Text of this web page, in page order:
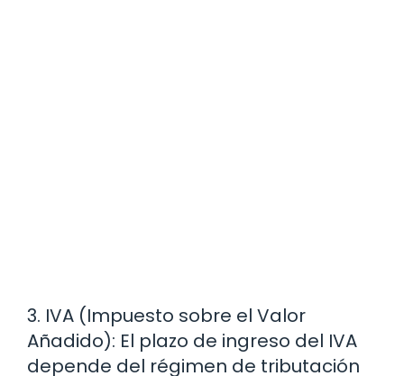
3. IVA (Impuesto sobre el Valor
Añadido): El plazo de ingreso del IVA
depende del régimen de tributación